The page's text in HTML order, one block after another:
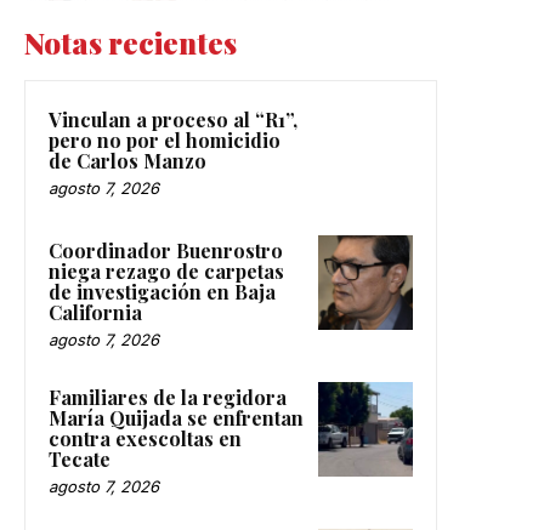
Notas recientes
Vinculan a proceso al “R1”,
pero no por el homicidio
de Carlos Manzo
agosto 7, 2026
Coordinador Buenrostro
niega rezago de carpetas
de investigación en Baja
California
agosto 7, 2026
Familiares de la regidora
María Quijada se enfrentan
contra exescoltas en
Tecate
agosto 7, 2026